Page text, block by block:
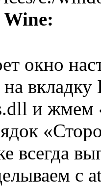
Wine:
окно
и жмем
всегда
с